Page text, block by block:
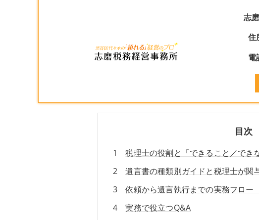
志
住
電
目次
税理士の役割と「できること／でき
遺言書の種類別ガイドと税理士が関
依頼から遺言執行までの実務フロー
実務で役立つQ&A